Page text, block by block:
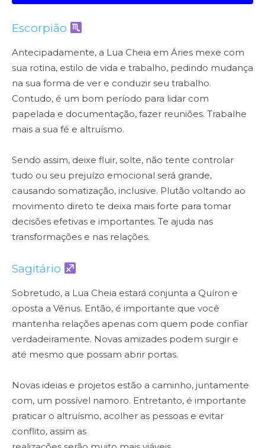
Escorpião
Antecipadamente, a Lua Cheia em Áries mexe com
sua rotina, estilo de vida e trabalho, pedindo mudança
na sua forma de ver e conduzir seu trabalho.
Contudo, é um bom período para lidar com
papelada e documentação, fazer reuniões. Trabalhe
mais a sua fé e altruísmo.
Sendo assim, deixe fluir, solte, não tente controlar
tudo ou seu prejuízo emocional será grande,
causando somatização, inclusive. Plutão voltando ao
movimento direto te deixa mais forte para tomar
decisões efetivas e importantes. Te ajuda nas
transformações e nas relações.
Sagitário
Sobretudo, a Lua Cheia estará conjunta a Quíron e
oposta a Vênus. Então, é importante que você
mantenha relações apenas com quem pode confiar
verdadeiramente. Novas amizades podem surgir e
até mesmo que possam abrir portas.
Novas ideias e projetos estão a caminho, juntamente
com, um possível namoro. Entretanto, é importante
praticar o altruísmo, acolher as pessoas e evitar
conflito, assim as